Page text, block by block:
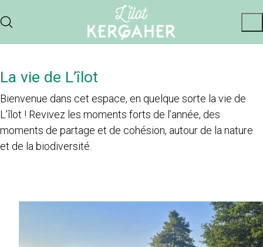
La vie de L’îlot
Bienvenue dans cet espace, en quelque sorte la vie de
L’îlot ! Revivez les moments forts de l’année, des
moments de partage et de cohésion, autour de la nature
et de la biodiversité.